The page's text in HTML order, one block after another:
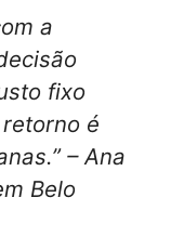
a
fixo
é
– Ana
Belo